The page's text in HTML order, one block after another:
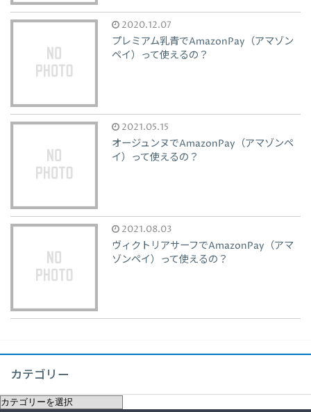
2020.12.07
プレミアム乳青でAmazonPay（アマゾン
ペイ）って使えるの？
2021.05.15
オージュンヌでAmazonPay（アマゾンペ
イ）って使えるの？
2021.08.03
ヴィクトリアサーフでAmazonPay（アマ
ゾンペイ）って使えるの？
カテゴリー